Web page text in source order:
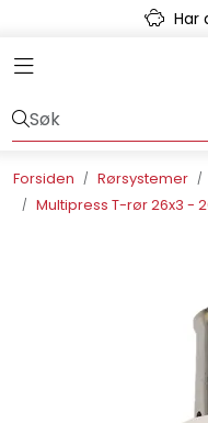
Skip to main contentHar
Toggle navigation
Forsiden Rørsystemer
Multipress T-rør 26x3 -
Kulvert